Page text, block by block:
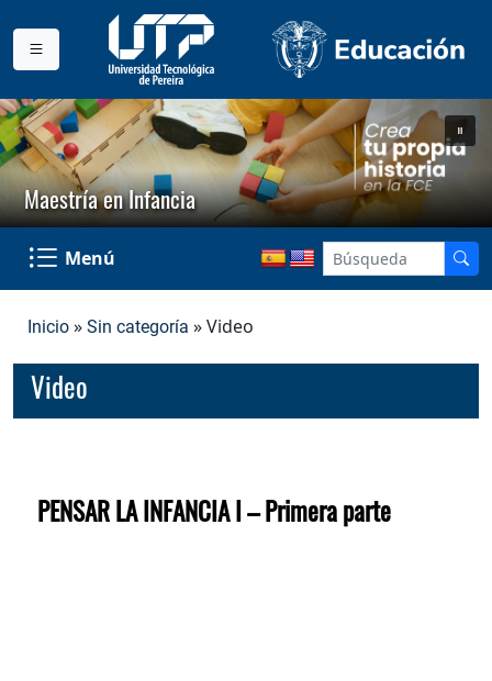
Maestría en Infancia
Menú
Inicio » Sin categoría » Video
Video
PENSAR LA INFANCIA I – Primera parte